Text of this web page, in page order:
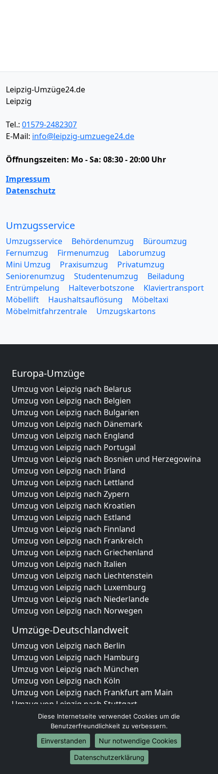
Leipzig-Umzüge24.de
Leipzig
Tel.: 01579-2482307
E-Mail: info@leipzig-umzuege24.de
Öffnungszeiten: Mo - Sa: 08:30 - 20:00 Uhr
Impressum
Datenschutz
Umzugsservice
Umzugsservice Behördenumzug
Büroumzug
Fernumzug
Firmenumzug
Laborumzug
Mini Umzug
Praxisumzug
Privatumzug
Seniorenumzug
Studentenumzug
Beiladung
Entrümpelung
Halteverbotszone
Klaviertransport
Möbellift
Haushaltsauflösung
Möbeltaxi
Möbelmitfahrzentrale
Umzugskartons
Europa-Umzüge
Umzug von Leipzig nach Belarus
Umzug von Leipzig nach Belgien
Umzug von Leipzig nach Bulgarien
Umzug von Leipzig nach Dänemark
Umzug von Leipzig nach England
Umzug von Leipzig nach Portugal
Umzug von Leipzig nach Bosnien und Herzegowina
Umzug von Leipzig nach Irland
Umzug von Leipzig nach Lettland
Umzug von Leipzig nach Zypern
Umzug von Leipzig nach Kroatien
Umzug von Leipzig nach Estland
Umzug von Leipzig nach Finnland
Umzug von Leipzig nach Frankreich
Umzug von Leipzig nach Griechenland
Umzug von Leipzig nach Italien
Umzug von Leipzig nach Liechtenstein
Umzug von Leipzig nach Luxemburg
Umzug von Leipzig nach Niederlande
Umzug von Leipzig nach Norwegen
Umzüge-Deutschlandweit
Umzug von Leipzig nach Berlin
Umzug von Leipzig nach Hamburg
Umzug von Leipzig nach München
Umzug von Leipzig nach Köln
Umzug von Leipzig nach Frankfurt am Main
Umzug von Leipzig nach Stuttgart
Umzug von Leipzig nach Düsseldorf
Umzug von Leipzig nach Leipzig
Umzug von Leipzig nach Dortmund
Umzug von Leipzig nach Essen
Umzug von Leipzig nach Bremen
Diese Internetseite verwendet Cookies um die
Benutzerfreundlichkeit zu verbessern.
Einverstanden
Nur notwendige Cookies
Datenschutzerklärung